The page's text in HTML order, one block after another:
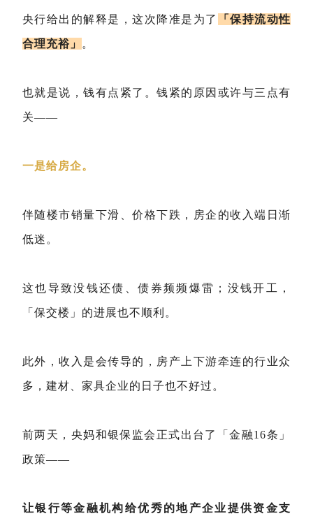
央行给出的解释是，这次降准是为了 「保持流动性
合理充裕」 。
也就是说，钱有点紧了。钱紧的原因或许与三点有
关——
一是给房企。
伴随楼市销量下滑、价格下跌，房企的收入端日渐
低迷。
这也导致没钱还债、债券频频爆雷；没钱开工，
「保交楼」的进展也不顺利。
此外，收入是会传导的，房产上下游牵连的行业众
多，建材、家具企业的日子也不好过。
前两天，央妈和银保监会正式出台了「金融16条」
政策——
让银行等金融机构给优秀的地产企业提供资金支